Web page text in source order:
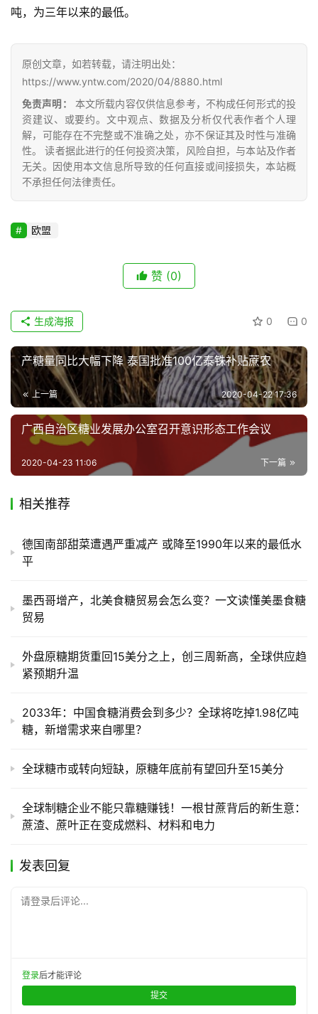
云
糖
网
众
号
现
货
价
题
地
区
频
道
产
链
产
储
运
吨，为三年以来的最低。
原创文章，如若转载，请注明出处：
https://www.yntw.com/2020/04/8880.html
免责声明：
本文所载内容仅供信息参考，不构成任何形式的投
资建议、或要约。文中观点、数据及分析仅代表作者个人理
解，可能存在不完整或不准确之处，亦不保证其及时性与准确
性。 读者据此进行的任何投资决策，风险自担，与本站及作者
无关。因使用本文信息所导致的任何直接或间接损失，本站概
不承担任何法律责任。
欧盟
赞 (0)
0 0
生成海报
产糖量同比大幅下降 泰国批准100亿泰铢补贴蔗农
上一篇 2020-04-22 17:36
广西自治区糖业发展办公室召开意识形态工作会议
下一篇
2020-04-23 11:06
相关推荐
德国南部甜菜遭遇严重减产 或降至1990年以来的最低水
平
墨西哥增产，北美食糖贸易会怎么变？一文读懂美墨食糖
贸易
外盘原糖期货重回15美分之上，创三周新高，全球供应趋
紧预期升温
2033年：中国食糖消费会到多少？全球将吃掉1.98亿吨
糖，新增需求来自哪里？
全球糖市或转向短缺，原糖年底前有望回升至15美分
全球制糖企业不能只靠糖赚钱！一根甘蔗背后的新生意：
蔗渣、蔗叶正在变成燃料、材料和电力
发表回复
请登录后评论...
登录后才能评论
提交